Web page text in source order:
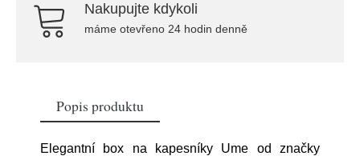
Nakupujte kdykoli
máme otevřeno 24 hodin denně
Popis produktu
Elegantní box na kapesníky Ume od značky